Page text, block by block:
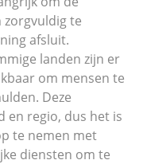
te
afsluit.
landen zijn er
om mensen te
Deze
en regio, dus het is
te nemen met
diensten om te